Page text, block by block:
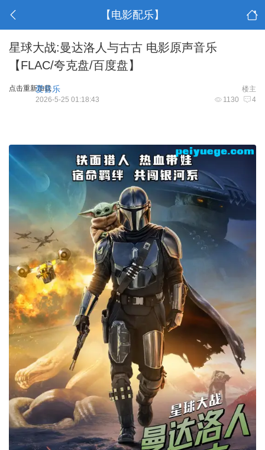
【电影配乐】
星球大战:曼达洛人与古古 电影原声音乐
【FLAC/夸克盘/百度盘】
点击重新加载 楼主
爱音乐
1130 4
2026-5-25 01:18:43